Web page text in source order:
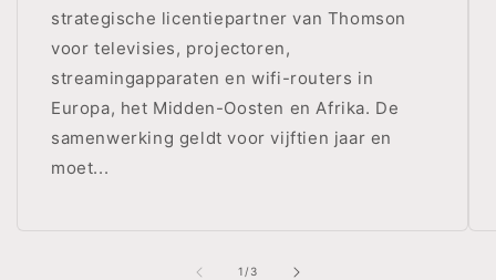
strategische licentiepartner van Thomson
voor televisies, projectoren,
streamingapparaten en wifi-routers in
Europa, het Midden-Oosten en Afrika. De
samenwerking geldt voor vijftien jaar en
moet...
1/van
3